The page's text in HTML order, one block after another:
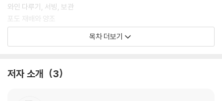
와인 다루기, 서빙, 보관
포도 재배와 양조
Section 02 음식과 와인 조합
목차 더보기
저자 소개 3